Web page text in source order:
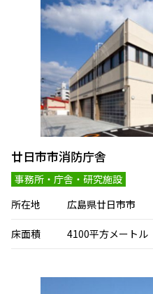
廿日市市消防庁舎
事務所・庁舎・研究施設
所在地
広島県廿日市市
床面積 4100平方メートル